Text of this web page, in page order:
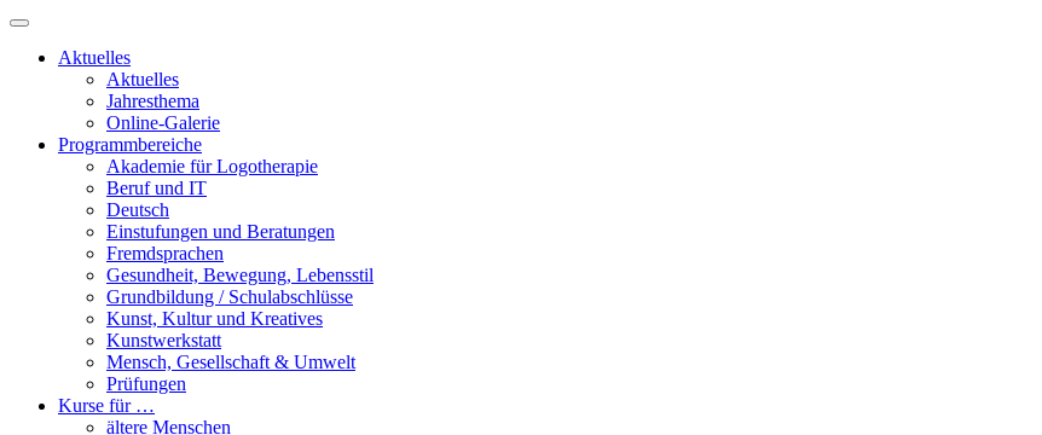
Aktuelles
Aktuelles
Jahresthema
Online-Galerie
Programmbereiche
Akademie für Logotherapie
Beruf und IT
Deutsch
Einstufungen und Beratungen
Fremdsprachen
Gesundheit, Bewegung, Lebensstil
Grundbildung / Schulabschlüsse
Kunst, Kultur und Kreatives
Kunstwerkstatt
Mensch, Gesellschaft & Umwelt
Prüfungen
Kurse für …
ältere Menschen